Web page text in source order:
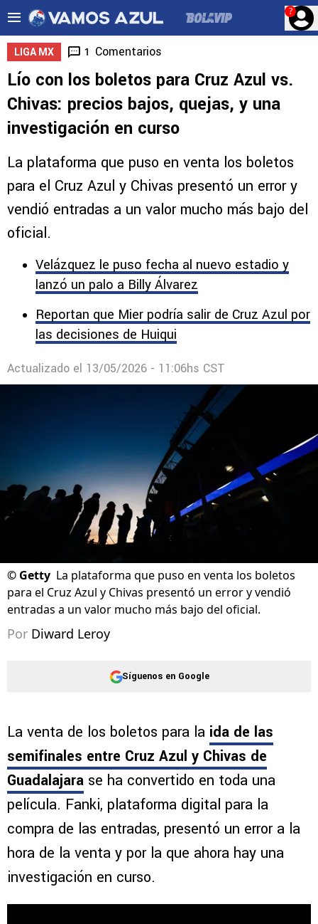
?
LIGA MX 1 Comentarios
Lío con los boletos para Cruz Azul vs.
Chivas: precios bajos, quejas, y una
investigación en curso
La plataforma que puso en venta los boletos
para el Cruz Azul y Chivas presentó un error y
vendió entradas a un valor mucho más bajo del
oficial.
Velázquez le puso fecha al nuevo estadio y
lanzó un palo a Billy Álvarez
Reportan que Mier podría salir de Cruz Azul por
las decisiones de Huiqui
Actualizado el 13/05/2026 - 11:06hs CST
© Getty La plataforma que puso en venta los boletos
para el Cruz Azul y Chivas presentó un error y vendió
entradas a un valor mucho más bajo del oficial.
Por Diward Leroy
Síguenos en Google
La venta de los boletos para la ida de las
semifinales entre Cruz Azul y Chivas de
Guadalajara se ha convertido en toda una
película. Fanki, plataforma digital para la
compra de las entradas, presentó un error a la
hora de la venta y por la que ahora hay una
investigación en curso.